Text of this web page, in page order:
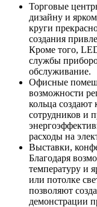
Торговые
дизайну и
круги
создания
Кроме того,
службы
обслуживание.
Офисные
возможности
кольца
сотрудников и
расходы на
Выставки,
Благодаря
температуру и
или потолке
позволяют
демонстрации